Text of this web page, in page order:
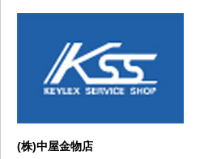
(株)中屋金物店